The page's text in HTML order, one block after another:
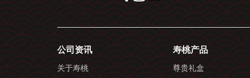
公司资讯
关于寿桃
寿桃产品
尊贵礼盒